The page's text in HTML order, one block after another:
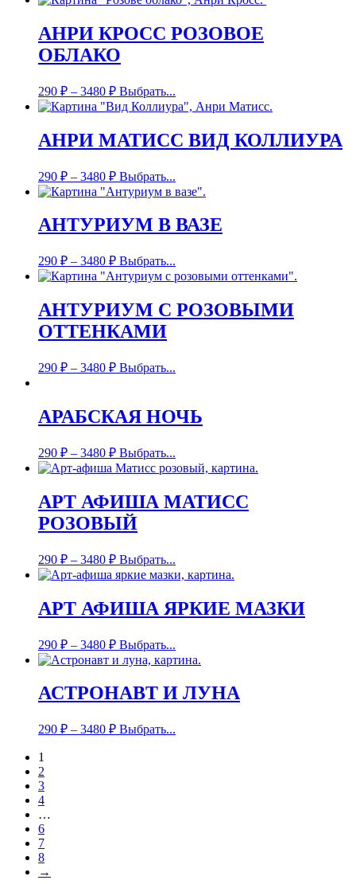
АНРИ КРОСС РОЗОВОЕ
ОБЛАКО
290 ₽ – 3480 ₽ Выбрать...
АНРИ МАТИСС ВИД КОЛЛИУРА
290 ₽ – 3480 ₽ Выбрать...
АНТУРИУМ В ВАЗЕ
290 ₽ – 3480 ₽ Выбрать...
АНТУРИУМ С РОЗОВЫМИ
ОТТЕНКАМИ
290 ₽ – 3480 ₽ Выбрать...
АРАБСКАЯ НОЧЬ
290 ₽ – 3480 ₽ Выбрать...
АРТ АФИША МАТИСС
РОЗОВЫЙ
290 ₽ – 3480 ₽ Выбрать...
АРТ АФИША ЯРКИЕ МАЗКИ
290 ₽ – 3480 ₽ Выбрать...
АСТРОНАВТ И ЛУНА
290 ₽ – 3480 ₽ Выбрать...
1
2
3
4
…
6
7
8
→